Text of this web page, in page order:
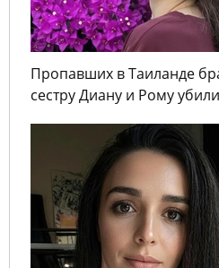
Пропавших в Таиланде
сестру Диану и Рому убили